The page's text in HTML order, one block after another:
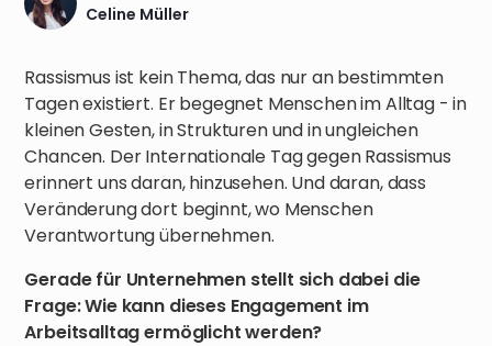
Celine Müller
Rassismus ist kein Thema, das nur an bestimmten
Tagen existiert. Er begegnet Menschen im Alltag - in
kleinen Gesten, in Strukturen und in ungleichen
Chancen. Der Internationale Tag gegen Rassismus
erinnert uns daran, hinzusehen. Und daran, dass
Veränderung dort beginnt, wo Menschen
Verantwortung übernehmen.
Gerade für Unternehmen stellt sich dabei die
Frage: Wie kann dieses Engagement im
Arbeitsalltag ermöglicht werden?